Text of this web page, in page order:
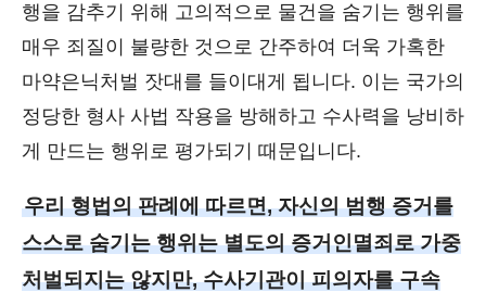
행을 감추기 위해 고의적으로 물건을 숨기는 행위를
매우 죄질이 불량한 것으로 간주하여 더욱 가혹한
마약은닉처벌 잣대를 들이대게 됩니다. 이는 국가의
정당한 형사 사법 작용을 방해하고 수사력을 낭비하
게 만드는 행위로 평가되기 때문입니다.
우리 형법의 판례에 따르면, 자신의 범행 증거를
스스로 숨기는 행위는 별도의 증거인멸죄로 가중
처벌되지는 않지만, 수사기관이 피의자를 구속